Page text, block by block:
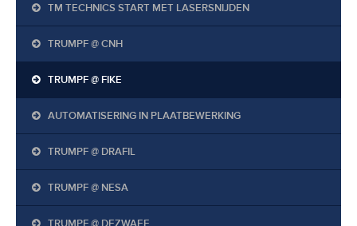
TM TECHNICS START MET LASERSNIJDEN
TRUMPF @ CNH
TRUMPF @ FIKE
AUTOMATISERING IN PLAATBEWERKING
TRUMPF @ DRAFIL
TRUMPF @ NESA
TRUMPF @ DEZWAEF